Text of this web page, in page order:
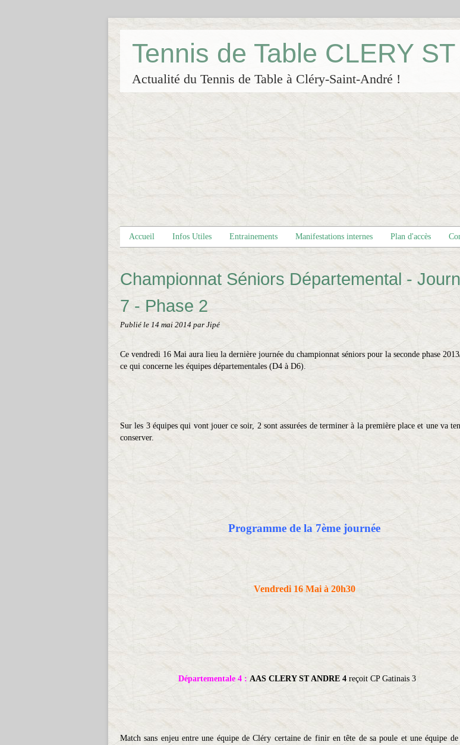
Tennis de Table CLERY
Actualité du Tennis de Table à Cléry-Saint-André !
Accueil Infos Utiles Entrainements Manifestations internes Plan d'accès
Championnat Séniors Départemental -
7 - Phase 2
Publié le 14 mai 2014 par Jipé
Ce vendredi 16 Mai aura lieu la dernière journée du championnat séniors pour la seconde phase
ce qui concerne les équipes départementales (D4 à D6).
Sur les 3 équipes qui vont jouer ce soir, 2 sont assurées de terminer à la première place et une va
conserver.
Programme de la 7ème journée
Vendredi 16 Mai à 20h30
Départementale 4 : AAS CLERY ST ANDRE 4 reçoit CP Gatinais 3
Match sans enjeu entre une équipe de Cléry certaine de finir en tête de sa poule et une équipe de